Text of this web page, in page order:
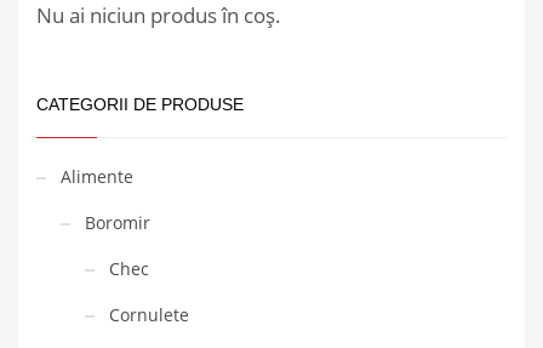
Nu ai niciun produs în coș.
CATEGORII DE PRODUSE
Alimente
Boromir
Chec
Cornulete